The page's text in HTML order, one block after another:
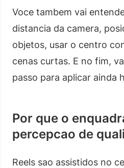
Voce tambem vai
distancia da camera,
objetos, usar o centro
cenas curtas. E no fim,
passo para aplicar ainda
Por que o
percepcao de
Reels sao assistidos no